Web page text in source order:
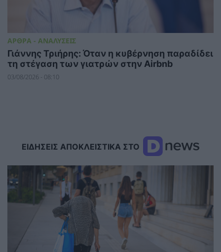
ΑΡΘΡΑ - ΑΝΑΛΥΣΕΙΣ
Γιάννης Τριήρης: Όταν η κυβέρνηση παραδίδει
τη στέγαση των γιατρών στην Airbnb
03/08/2026 - 08:10
ΕΙΔΗΣΕΙΣ ΑΠΟΚΛΕΙΣΤΙΚΑ ΣΤΟ